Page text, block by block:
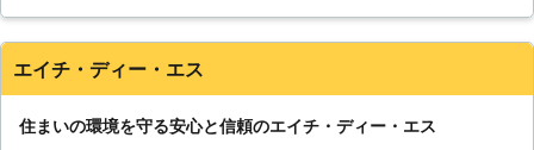
す。地中の巣から、束石や基礎の外
側、ひび割れなどを伝いながら、やが
ない場所で活動するので、その被害に
気が付きにくいのがシロアリの被害の
しました。本物でした。放置してたら危ないところでした。
宮城県 多賀城市 2016年11月30日
エイチ・ディー・エス
住まいの環境を守る安心と信頼のエイチ・ディー・エス